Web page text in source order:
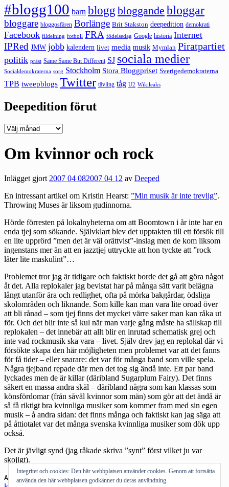
#blogg100 barn blogg bloggande bloggar
bloggare bloggosfären Borlänge Brit Stakston deepedition demokrati
Facebook fildelning fotboll FRA födelsedag Google historia Internet
IPRed JMW jobb kalendern livet media musik Mymlan Piratpartiet
politik präst Same Same But Different SJ sociala medier
Socialdemokraterna sorg Stockholm Stora Bloggpriset Sverigedemokraterna
TPB tweepblogs Twitter tävling tåg U2 Wikileaks
Deepedition förut
Deepedition
Om kvinnor och rock
Inlägget gjort2007 04 082007 04 12 av Deeped
En intressant artikel om Kristin Hearst: ”Min musik är inte trevlig”.
Throwing Muses är liksom gudinnorna.
Hörde förresten på lokalnyheterna om att Boomtown i år inte har en
enda tjej som sökande. Självklart blev det upptakten till ett försök till
en lite upprörd ”men det är väl orättvist”-inslag men de kom liksom
ingenstans mer än att en jazztjej uttryckte att hon tyckte att ”rock
låter lite maskulint”…
Problemet tror jag är tidigare och faktiskt borde det gå att göra något
åt det. Alla replokaler jag bevistat har på många sätt varit belägna
långt utanför ära och redlighet, ofta på mörka bakgårdar, ödsliga
skolområden och liknande. Som kille kan man vara lite oroad över
att bli rånad – som tjej finns det mycket värre saker man kan råka ut
för. Och det blir inte så kul när man varje gång måste ha sällskap till
replokalen – det innebär att allt blir en inrutad schematisk grej och
inte vad rockmusik ska vara – livet. Själv drev jag en replokal där vi
försökte skapa den här möjligheten men problemet var att det fanns
för få tider – eller snarare: det var för många band som ville spela.
Några tjejband repade där men det tog sig ändå inte. Ett par band
lyckades men de är killar (däribland Sugarplum Fairy). Det finns
säkert en massa andra skäl – däribland några som kan klassas som
könsfördomar (från såväl kvinnor som män) som gör att det ändå är
så få riktigt bra kvinnliga musiker som kommer fram med sin egen
musik – å andra sidan: det finns många och faktiskt kan jag säga att
på åttiotalet var det många svenska kvinnliga musiker som dök upp
också.
Det är jävligt synd (jag råkade skriva ”synt” först vilket ju var
skojigt).
Andra om:Kristin Hearst,Throwing Muses
Integritet och cookies: Den här webbplatsen använder cookies. Genom att fortsätta
använda den här webbplatsen godkänner du deras användning.